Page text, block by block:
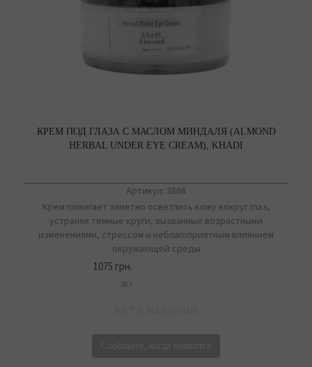
КРЕМ ПОД ГЛАЗА С МАСЛОМ МИНДАЛЯ (ALMOND
HERBAL UNDER EYE CREAM), KHADI
Артикул: 3868
Крем помогает заметно осветлить кожу вокруг глаз,
устраняя темные круги, вызванные возрастными
изменениями, стрессом и неблагоприятным влиянием
окружающей среды
1075 грн.
50 г